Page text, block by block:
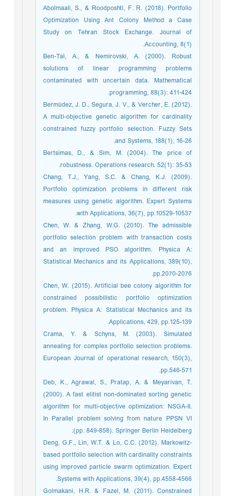
Abolmaali, S., & Roodposhti, F. R. (2018). Portfolio
Optimization Using Ant Colony Method a Case
Study on Tehran Stock Exchange. Journal of
Accounting, 8(1).
Ben-Tal, A., & Nemirovski, A. (2000). Robust
solutions of linear programming problems
contaminated with uncertain data. Mathematical
programming, 88(3): 411-424.‏
Bermúdez, J. D., Segura, J. V., & Vercher, E. (2012).
A multi-objective genetic algorithm for cardinality
constrained fuzzy portfolio selection. Fuzzy Sets
and Systems, 188(1), 16-26.
Bertsimas, D., & Sim, M. (2004). The price of
robustness. Operations research. 52(1): 35-53.
Chang, T.J., Yang, S.C. & Chang, K.J. (2009).
Portfolio optimization problems in different risk
measures using genetic algorithm. Expert Systems
with Applications, 36(7), pp.10529-10537.
Chen, W. & Zhang, W.G. (2010). The admissible
portfolio selection problem with transaction costs
and an improved PSO algorithm. Physica A:
Statistical Mechanics and its Applications, 389(10),
pp.2070-2076.
Chen, W. (2015). Artificial bee colony algorithm for
constrained possibilistic portfolio optimization
problem. Physica A: Statistical Mechanics and its
Applications, 429, pp.125-139.
Crama, Y. & Schyns, M. (2003). Simulated
annealing for complex portfolio selection problems.
European Journal of operational research, 150(3),
pp.546-571.
Deb, K., Agrawal, S., Pratap, A. & Meyarivan, T.
(2000). A fast elitist non-dominated sorting genetic
algorithm for multi-objective optimization: NSGA-II.
In Parallel problem solving from nature PPSN VI
(pp. 849-858). Springer Berlin Heidelberg.
Deng, G.F., Lin, W.T. & Lo, C.C. (2012). Markowitz-
based portfolio selection with cardinality constraints
using improved particle swarm optimization. Expert
Systems with Applications, 39(4), pp.4558-4566.
Golmakani, H.R. & Fazel, M. (2011). Constrained